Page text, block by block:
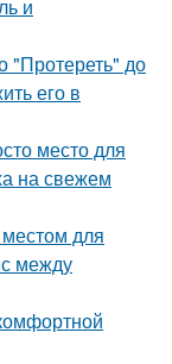
и
"Протереть" до
его в
место для
на свежем
для
между